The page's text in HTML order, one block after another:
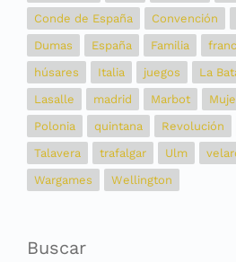
Conde de España
Convención
Dumas
España Familia
húsares
Italia juegos La
Lasalle
madrid Marbot
Polonia
quintana Revolución
Talavera
trafalgar Ulm
Wargames
Wellington
Buscar